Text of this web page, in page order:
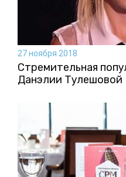
27 ноября 2018
Стремительная
Данэлии Тулешовой